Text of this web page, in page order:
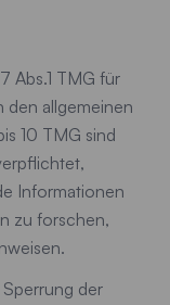
Abs.1 TMG für
den allgemeinen
10 TMG sind
Informationen
zu forschen,
der